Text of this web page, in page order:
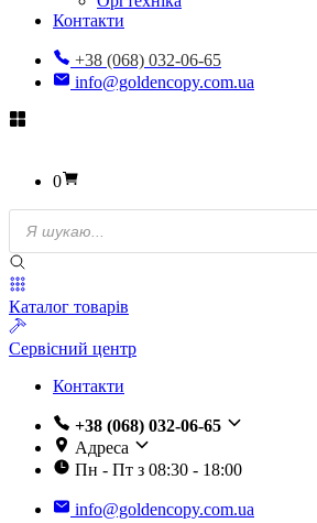
Контакти
+38 (068) 032-06-65
info@goldencopy.com.ua
0
Пошук
товарів
Каталог товарів
Сервісний центр
Контакти
+38 (068) 032-06-65
Адреса
Пн - Пт з 08:30 - 18:00
info@goldencopy.com.ua